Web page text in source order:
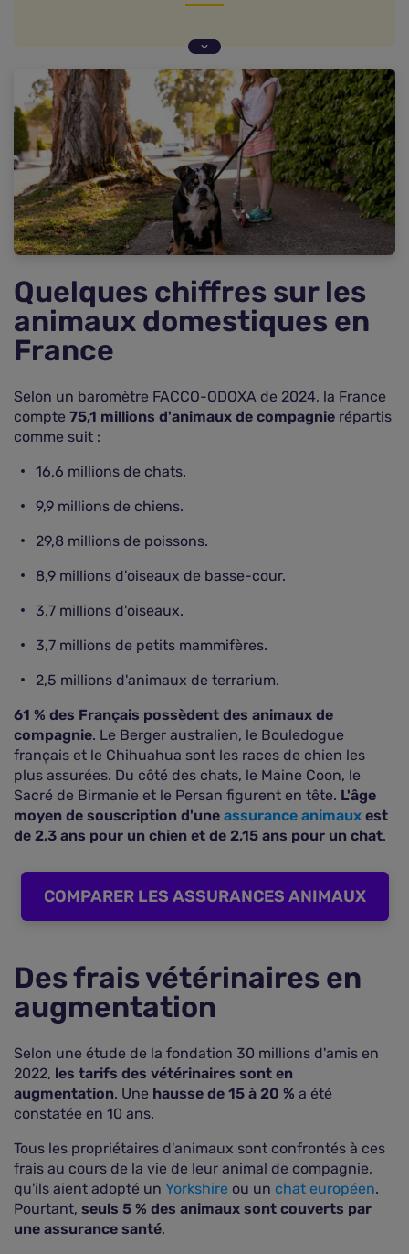
Des frais vétérinaires en augmentation
Pourquoi souscrire une assurance animaux de
compagnie ?
Quel est le prix d'une assurance animaux
domestiques en France ?
Comparer les offres pour trouver la meilleure
assurance animaux en France
Vos questions sur l'assurance animaux de
compagnie
Quelques chiffres sur les
animaux domestiques en
France
Selon un baromètre FACCO-ODOXA de 2024, la France
compte 75,1 millions d'animaux de compagnie répartis
comme suit :
16,6 millions de chats.
9,9 millions de chiens.
29,8 millions de poissons.
8,9 millions d'oiseaux de basse-cour.
3,7 millions d'oiseaux.
3,7 millions de petits mammifères.
2,5 millions d'animaux de terrarium.
61 % des Français possèdent des animaux de
compagnie. Le Berger australien, le Bouledogue
français et le Chihuahua sont les races de chien les
plus assurées. Du côté des chats, le Maine Coon, le
Sacré de Birmanie et le Persan figurent en tête. L'âge
moyen de souscription d'une assurance animaux est
de 2,3 ans pour un chien et de 2,15 ans pour un chat.
COMPARER LES ASSURANCES ANIMAUX
Des frais vétérinaires en
augmentation
Selon une étude de la fondation 30 millions d'amis en
2022, les tarifs des vétérinaires sont en
augmentation. Une hausse de 15 à 20 % a été
constatée en 10 ans.
Tous les propriétaires d'animaux sont confrontés à ces
frais au cours de la vie de leur animal de compagnie,
qu'ils aient adopté un Yorkshire ou un chat européen.
Pourtant, seuls 5 % des animaux sont couverts par
une assurance santé.